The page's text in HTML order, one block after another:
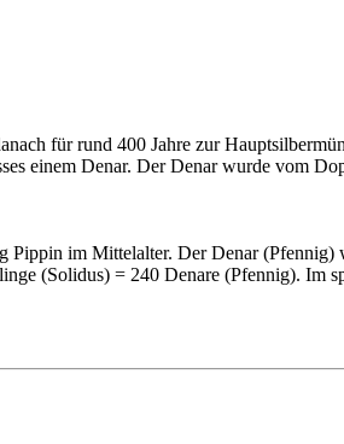
für rund 400 Jahre zur
einem Denar. Der Denar wurde vom
im Mittelalter. Der Denar
(Solidus) = 240 Denare (Pfennig).